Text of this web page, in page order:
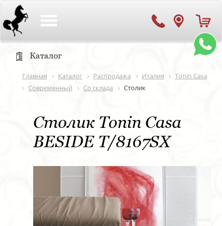
Каталог
Главная Каталог Распродажа Италия
Tonin Casa
Современный
Со склада Столик
Столик Tonin Casa
BESIDE T/8167SX